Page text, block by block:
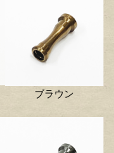
ブラウン